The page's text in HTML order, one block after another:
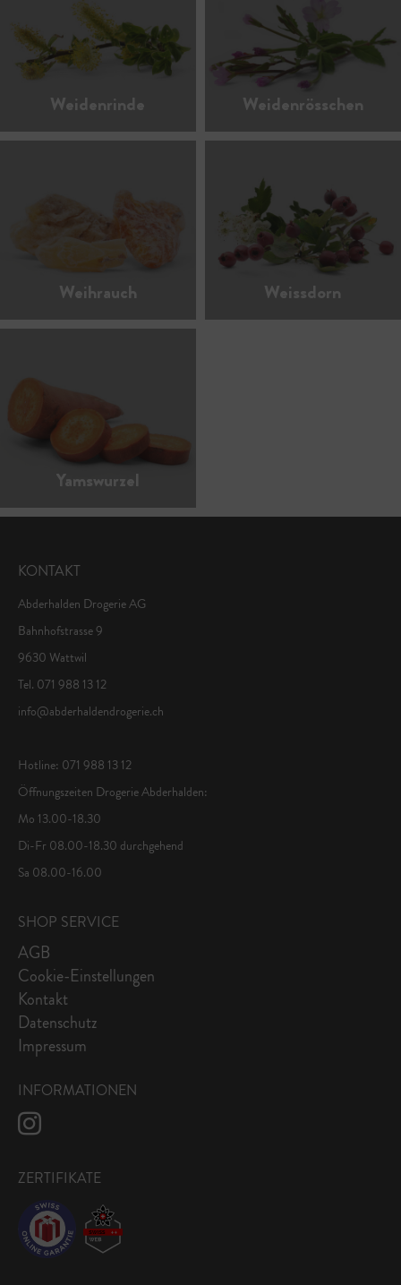
Weidenrinde Weidenrösschen
Weihrauch Weissdorn
Yamswurzel
KONTAKT
Abderhalden Drogerie AG
Bahnhofstrasse 9
9630 Wattwil
Tel. 071 988 13 12
info@abderhaldendrogerie.ch
Hotline: 071 988 13 12
Öffnungszeiten Drogerie Abderhalden:
Mo 13.00-18.30
Di-Fr 08.00-18.30 durchgehend
Sa 08.00-16.00
SHOP SERVICE
AGB
Cookie-Einstellungen
Kontakt
Datenschutz
Impressum
INFORMATIONEN
ZERTIFIKATE